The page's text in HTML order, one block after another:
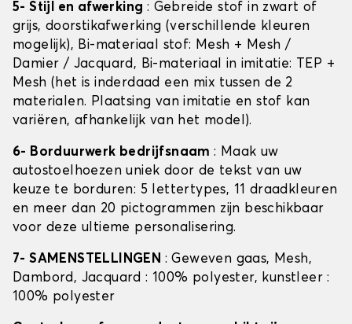
5- Stijl en afwerking : Gebreide stof in zwart of
grijs, doorstikafwerking (verschillende kleuren
mogelijk), Bi-materiaal stof: Mesh + Mesh /
Damier / Jacquard, Bi-materiaal in imitatie: TEP +
Mesh (het is inderdaad een mix tussen de 2
materialen. Plaatsing van imitatie en stof kan
variëren, afhankelijk van het model).
6- Borduurwerk bedrijfsnaam: Maak uw
autostoelhoezen uniek door de tekst van uw
keuze te borduren: 5 lettertypes, 11 draadkleuren
en meer dan 20 pictogrammen zijn beschikbaar
voor deze ultieme personalisering.
7- SAMENSTELLINGEN : Geweven gaas, Mesh,
Dambord, Jacquard : 100% polyester, kunstleer :
100% polyester